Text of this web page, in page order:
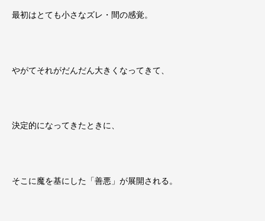
最初はとても小さなズレ・間の感覚。
やがてそれがだんだん大きくなってきて、
決定的になってきたときに、
そこに魔を基にした「善悪」が展開される。